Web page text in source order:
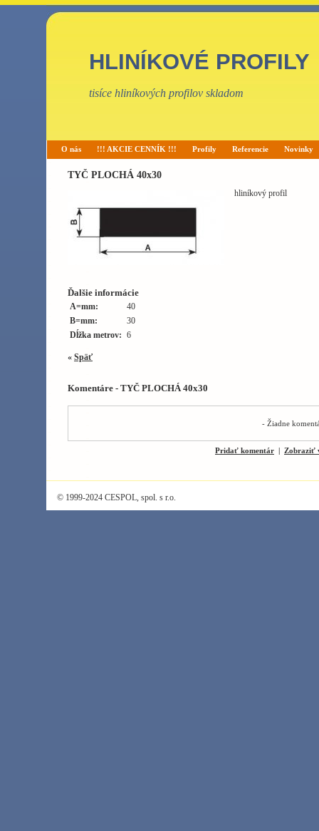
HLINÍKOVÉ PROFILY
tisíce hliníkových profilov skladom
O nás !!! AKCIE CENNÍK !!! Profily Referencie Novinky
TYČ PLOCHÁ 40x30
hliníkový profil
Ďalšie informácie
A=mm:
40
B=mm:
30
Dĺžka metrov: 6
« Späť
Komentáre - TYČ PLOCHÁ 40x30
- Žiadne
Pridať komentár | Zobraziť
© 1999-2024 CESPOL, spol. s r.o.